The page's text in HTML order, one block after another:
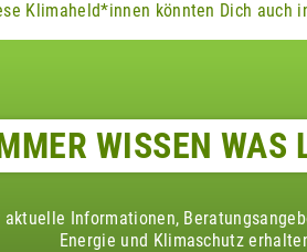
Klimaheld*innen könnten Dich auch
WISSEN WAS
Informationen,
Energie und Klimaschutz